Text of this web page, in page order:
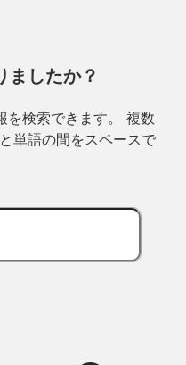
ましたか？
を検索できます。 複数
単語の間をスペースで